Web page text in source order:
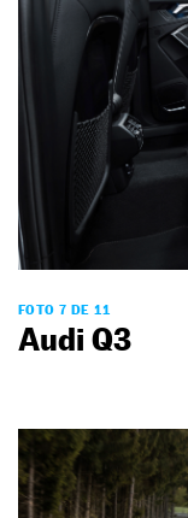
FOTO 7 DE 11
Audi Q3